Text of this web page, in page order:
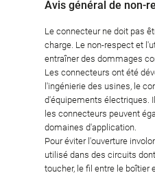
Avis général de non-
Le connecteur ne doit pas
charge. Le non-respect et
entraîner des dommages
Les connecteurs ont été
l'ingénierie des usines, le
d'équipements électriques.
les connecteurs peuvent
domaines d'application.
Pour éviter l'ouverture
utilisé dans des circuits
toucher, le fil entre le boîtier